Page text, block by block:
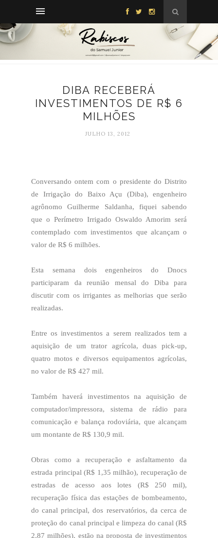
DIBA RECEBERÁ
INVESTIMENTOS DE R$ 6
MILHÕES
JULHO 13, 2012
Conversando ontem com o presidente do Distrito
de Irrigação do Baixo Açu (Diba), engenheiro
agrônomo Guilherme Saldanha, fiquei sabendo
que o Perímetro Irrigado Oswaldo Amorim será
contemplado com investimentos que alcançam o
valor de R$ 6 milhões.
Esta semana dois engenheiros do Dnocs
participaram da reunião mensal do Diba para
discutir com os irrigantes as melhorias que serão
realizadas.
Entre os investimentos a serem realizados tem a
aquisição de um trator agrícola, duas pick-up,
quatro motos e diversos equipamentos agrícolas,
no valor de R$ 427 mil.
Também haverá investimentos na aquisição de
computador/impressora, sistema de rádio para
comunicação e balança rodoviária, que alcançam
um montante de R$ 130,9 mil.
Obras como a recuperação e asfaltamento da
estrada principal (R$ 1,35 milhão), recuperação de
estradas de acesso aos lotes (R$ 250 mil),
recuperação física das estações de bombeamento,
do canal principal, dos reservatórios, da cerca de
proteção do canal principal e limpeza do canal (R$
2,87 milhões), estão na proposta de investimentos